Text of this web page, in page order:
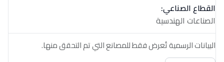
القطاع الصناعي:
الصناعات الهندسية
البيانات الرسمية تُعرض فقط للمصانع التي تم التحقق منها.